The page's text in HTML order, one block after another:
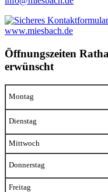
www.miesbach.de
Öffnungszeiten
erwünscht
Montag
Dienstag
Mittwoch
Donnerstag
Freitag